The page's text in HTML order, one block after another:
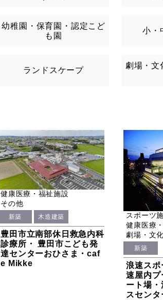
幼稚園・保育園・認定こど
も園
小・
ランドスケープ
劇場・文
健康医療・福祉施設
その他
新築 木造建築
豊田市立南部休日救急内科
診療所・ 豊田市こども発
達センターおひさま・caf
e Mikke
スポーツ
健康医療
劇場・文
新築
浪速スポ
速屋内プ
ート場
スセンタ